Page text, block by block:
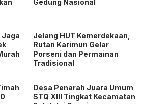
Gedung Nasional
Jaga
Jelang HUT Kemerdekaan,
Rutan Karimun Gelar
Porseni dan Permainan
Tradisional
Desa Penarah Juara Umum
STQ XIII Tingkat Kecamatan